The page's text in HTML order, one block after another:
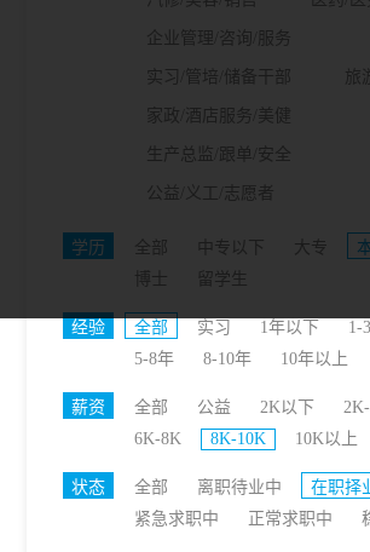
企业管理/咨询/服务
实习/管培/储备干部 旅
家政/酒店服务/美健
生产总监/跟单/安全
公益/义工/志愿者
学历 全部 中专以下 大专
博士
留学生
经验 全部 实习 1年以下 1-
5-8年
8-10年 10年以上
薪资 全部 公益 2K以下
6K-8K
8K-10K 10K以上
状态 全部 离职待业中
在职择
紧急求职中
正常求职中